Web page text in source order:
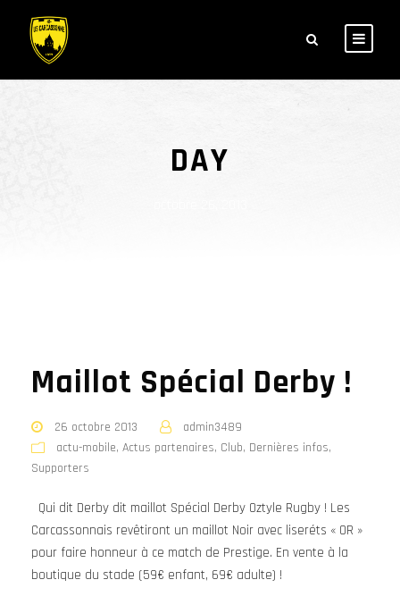
DAY
Maillot Spécial Derby !
26 octobre 2013
admin3489
actu-mobile, Actus partenaires, Club, Dernières infos,
Supporters
Qui dit Derby dit maillot Spécial Derby Oztyle Rugby ! Les
Carcassonnais revêtiront un maillot Noir avec liseréts « OR »
pour faire honneur à ce match de Prestige. En vente à la
boutique du stade (59€ enfant, 69€ adulte) !